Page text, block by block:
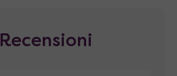
Recensioni